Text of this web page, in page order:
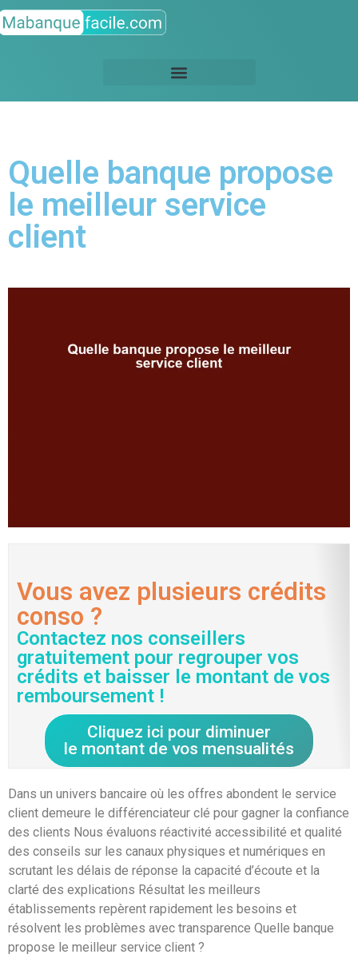
Quelle banque propose
le meilleur service
client
Vous avez plusieurs crédits
conso ?
Contactez nos conseillers
gratuitement pour regrouper vos
crédits et baisser le montant de vos
remboursement !
Cliquez ici pour diminuer
le montant de vos mensualités
Dans un univers bancaire où les offres abondent le service
client demeure le différenciateur clé pour gagner la confiance
des clients Nous évaluons réactivité accessibilité et qualité
des conseils sur les canaux physiques et numériques en
scrutant les délais de réponse la capacité d’écoute et la
clarté des explications Résultat les meilleurs
établissements repèrent rapidement les besoins et
résolvent les problèmes avec transparence Quelle banque
propose le meilleur service client ?